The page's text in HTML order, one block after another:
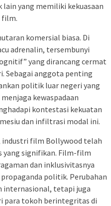
lain yang memiliki kekuasaan
film.
komersial biasa. Di
adrenalin, tersembunyi
yang dirancang cermat
Sebagai anggota penting
politik luar negeri yang
kewaspadaan
kontestasi kekuatan
dan infiltrasi modal ini.
industri film Bollywood telah
yang signifikan. Film-film
dan inklusivitasnya
politik. Perubahan
internasional, tetapi juga
para tokoh berintegritas di